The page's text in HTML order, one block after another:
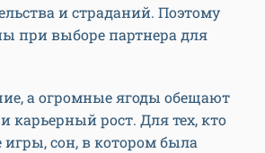
и страданий. Поэтому
при выборе партнера для
а огромные ягоды обещают
карьерный рост. Для тех, кто
сон, в котором была